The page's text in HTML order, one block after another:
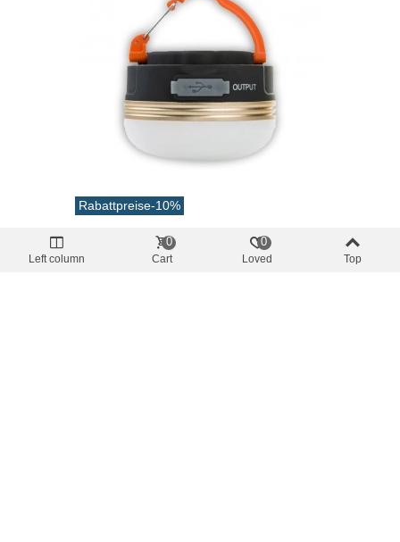
Rabattpreise-10%
Vermasselbare Lambada Camping -
Left column Cart
0
Loved
0
Top